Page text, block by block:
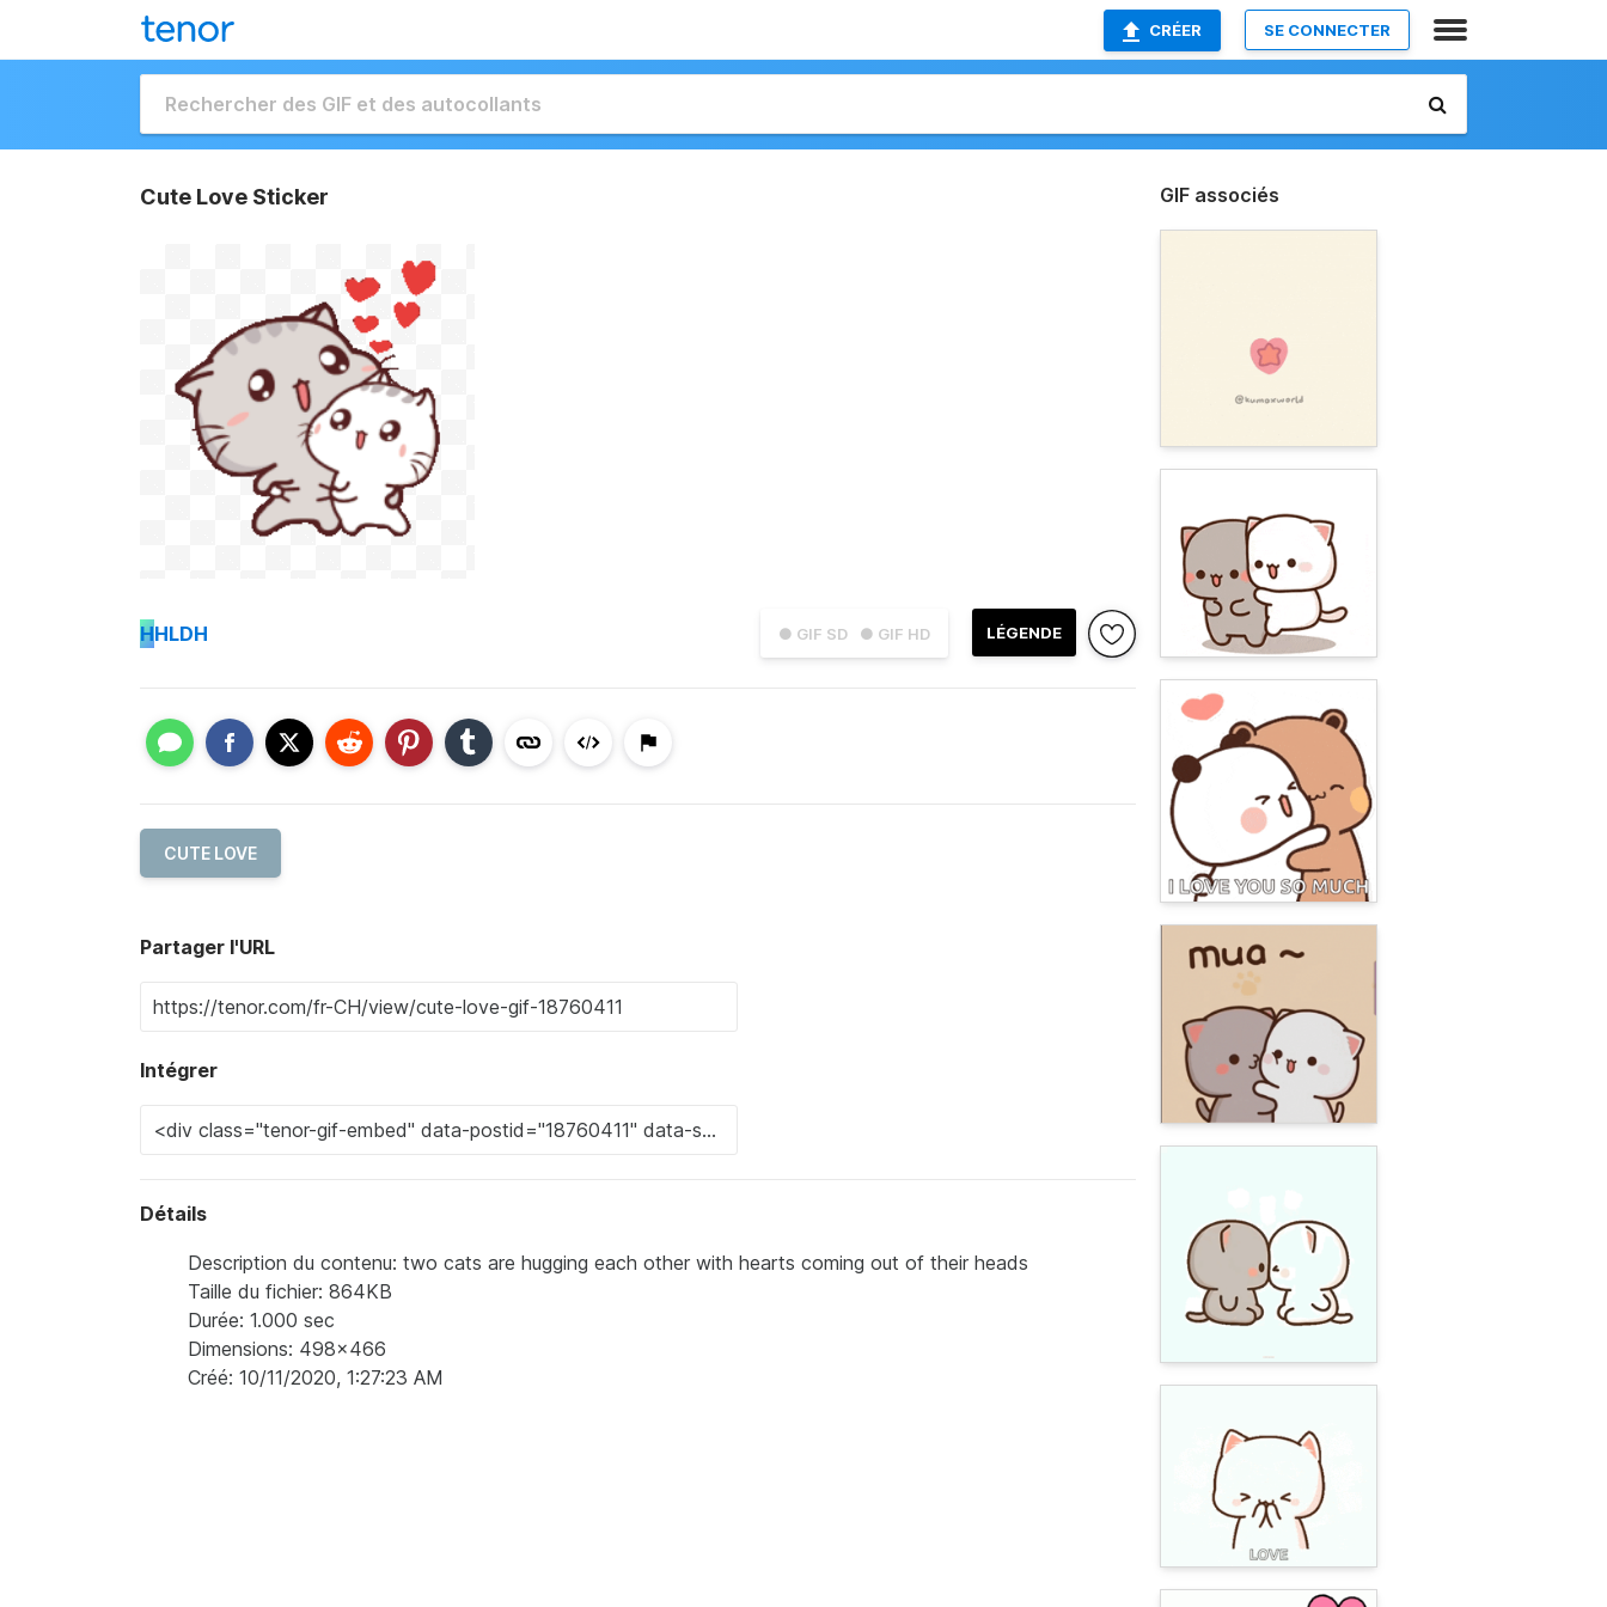
CRÉER SE CONNECTER
Cute Love Sticker
● GIF SD ● GIF HD LÉGENDE
HHLDH
CUTE LOVE
Partager l'URL
Intégrer
Détails
Description du contenu: two cats are hugging each other with hearts coming out of their heads
Taille du fichier: 864KB
Durée: 1.000 sec
Dimensions: 498x466
Créé: 10/11/2020, 1:27:23 AM
GIF associés